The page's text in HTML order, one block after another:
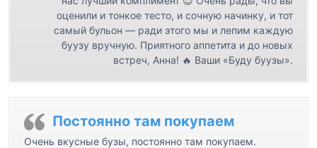
оценили и тонкое тесто, и сочную начинку, и тот
самый бульон — ради этого мы и лепим каждую
буузу вручную. Приятного аппетита и до новых
встреч, Анна! 🔥 Ваши «Буду буузы».
Постоянно там покупаем
Очень вкусные бузы, постоянно там покупаем.